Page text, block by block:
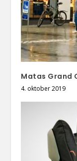
Matas Grand
4. oktober 2019